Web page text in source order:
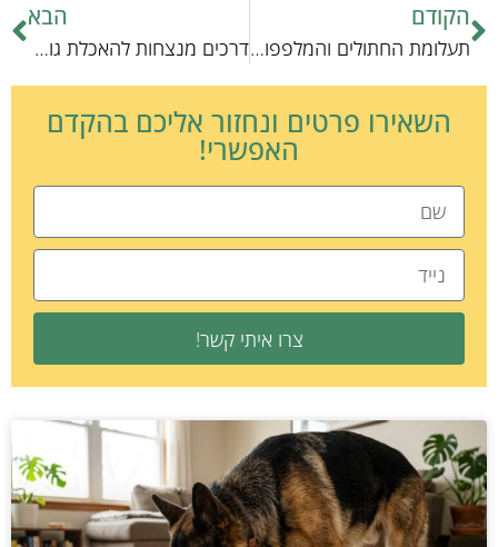
הקודם
תעלומת החתולים והמלפפונים: מדוע החתולים פחדים?
הבא
דרכים מנצחות להאכלת גורי חתולים
השאירו פרטים ונחזור אליכם בהקדם
האפשרי!
צרו איתי קשר!